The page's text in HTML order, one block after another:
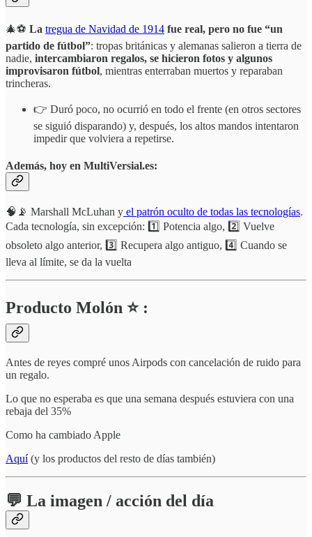
🎄⚽ La tregua de Navidad de 1914 fue real, pero no fue “un
partido de fútbol”: tropas británicas y alemanas salieron a tierra de
nadie, intercambiaron regalos, se hicieron fotos y algunos
improvisaron fútbol, mientras enterraban muertos y reparaban
trincheras.
👉 Duró poco, no ocurrió en todo el frente (en otros sectores
se siguió disparando) y, después, los altos mandos intentaron
impedir que volviera a repetirse.
Además, hoy en MultiVersial.es:
🧠📡 Marshall McLuhan y el patrón oculto de todas las tecnologías.
Cada tecnología, sin excepción: 1️⃣ Potencia algo, 2️⃣ Vuelve
obsoleto algo anterior, 3️⃣ Recupera algo antiguo, 4️⃣ Cuando se
lleva al límite, se da la vuelta
Producto Molón ⭐ :
Antes de reyes compré unos Airpods con cancelación de ruido para
un regalo.
Lo que no esperaba es que una semana después estuviera con una
rebaja del 35%
Como ha cambiado Apple
Aquí(y los productos del resto de días también)
💬 La imagen / acción del día